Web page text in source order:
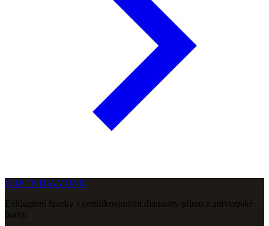
ARETE DIAMOND
Exkluzivní šperky s certifikovanými diamanty přímo z antverpské
burzy.